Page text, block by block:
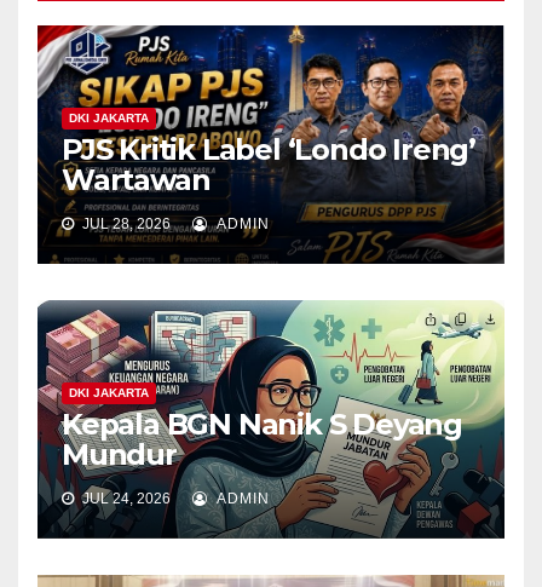
DKI JAKARTA
PJS Kritik Label ‘Londo Ireng’
Wartawan
JUL 28, 2026 ADMIN
DKI JAKARTA
Kepala BGN Nanik S Deyang
Mundur
JUL 24, 2026 ADMIN